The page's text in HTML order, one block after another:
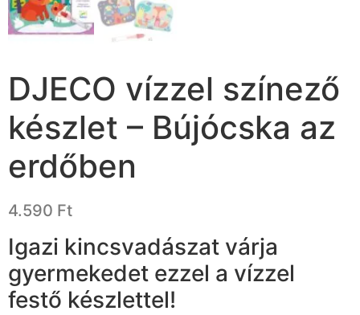
DJECO vízzel színező
készlet – Bújócska az
erdőben
4.590 Ft
Igazi kincsvadászat várja
gyermekedet ezzel a vízzel
festő készlettel!